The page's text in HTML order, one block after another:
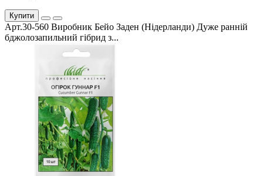
Купити
Арт.30-560 Виробник Бейо Заден (Нідерланди) Дуже ранній
бджолозапильний гібрид з...